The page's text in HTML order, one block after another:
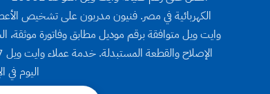
وايت ويل متوافقة برقم موديل مطابق وفاتورة موثقة،
اليوم في